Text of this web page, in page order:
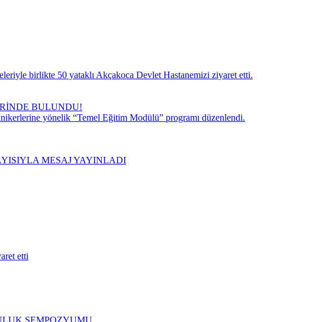
birlikte 50 yataklı Akçakoca Devlet Hastanemizi ziyaret etti.
BULUNDU!
yönelik “Temel Eğitim Modülü” programı düzenlendi.
MESAJ YAYINLADI
etti
SEMPOZYUMU